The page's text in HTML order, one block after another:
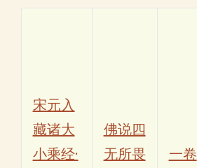
宋元入
藏诸大
小乘经·
佛说四
无所畏
一卷